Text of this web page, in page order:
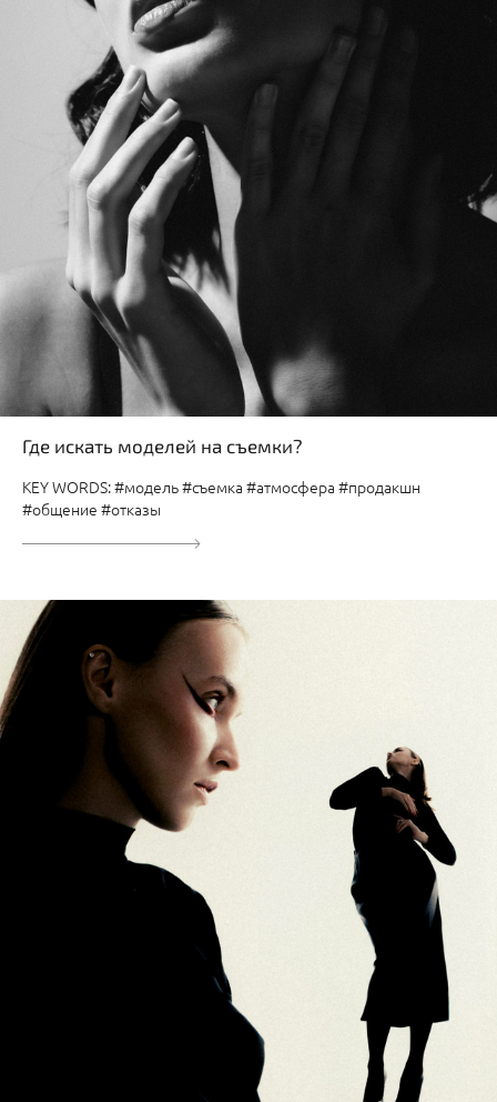
Где искать моделей на съемки?
KEY WORDS: #модель #съемка #атмосфера #продакшн
#общение #отказы